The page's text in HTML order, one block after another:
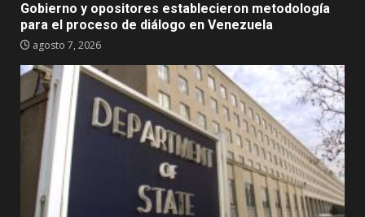
Gobierno y opositores establecieron metodología
para el proceso de diálogo en Venezuela
agosto 7, 2026